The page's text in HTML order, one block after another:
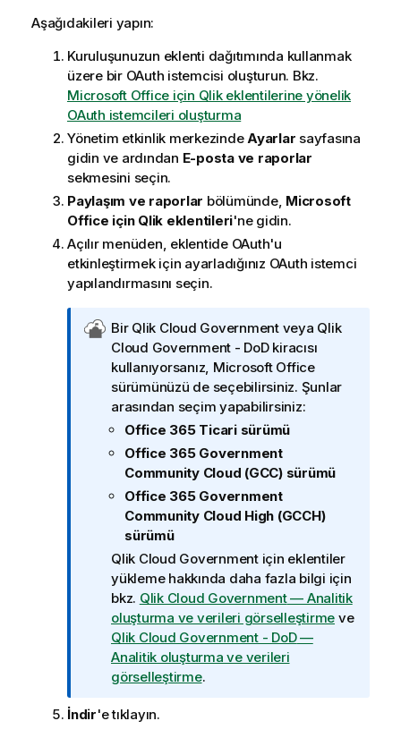
Aşağıdakileri yapın:
Kuruluşunuzun eklenti dağıtımında kullanmak
üzere bir OAuth istemcisi oluşturun. Bkz.
Microsoft Office için Qlik eklentilerine yönelik
OAuth istemcileri oluşturma
Yönetim etkinlik merkezindeAyarlar sayfasına
gidin ve ardından E-posta ve raporlar
sekmesini seçin.
Paylaşım ve raporlar bölümünde, Microsoft
Office için Qlik eklentileri'ne gidin.
Açılır menüden, eklentide OAuth'u
etkinleştirmek için ayarladığınız OAuth istemci
yapılandırmasını seçin.
Q
l
i
k
C
l
o
Y
e
t
i
m
i
n
o
u
Bir Qlik Cloud Governmentveya Qlik
Cloud Government - DoDkiracısı
kullanıyorsanız, Microsoft Office
sürümünüzü de seçebilirsiniz. Şunlar
arasından seçim yapabilirsiniz:
Office 365 Ticari sürümü
Office 365 Government
Community Cloud (GCC) sürümü
Office 365 Government
Community Cloud High (GCCH)
sürümü
Qlik Cloud Governmentiçin eklentiler
yükleme hakkında daha fazla bilgi için
bkz. Qlik Cloud Government— Analitik
oluşturma ve verileri görselleştirme ve
Qlik Cloud Government - DoD—
Analitik oluşturma ve verileri
görselleştirme.
İndir'e tıklayın.